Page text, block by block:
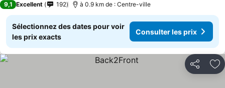
9,1 Excellent 192 à 0.9 km de : Centre-ville
Sélectionnez des dates pour voir
les prix exacts
Consulter les prix
Partager